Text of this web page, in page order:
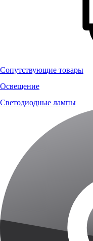
Сопутствующие товары
Освещение
Светодиодные лампы